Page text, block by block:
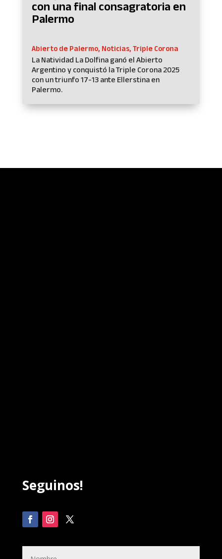
con una final consagratoria en
Palermo
Abierto de Palermo, Noticias, Triple Corona
La Natividad La Dolfina ganó el Abierto
Argentino y conquistó la Triple Corona 2025
con un triunfo 17-13 ante Ellerstina en
Palermo.
Seguinos!